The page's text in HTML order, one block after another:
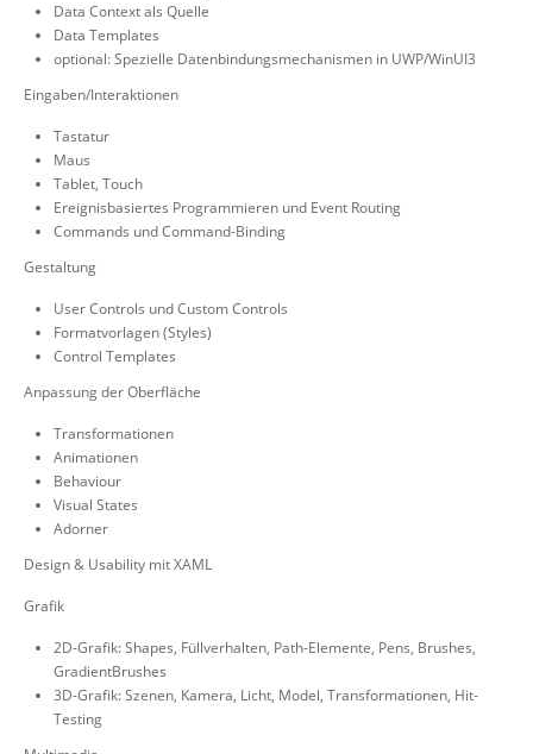
Data Context als Quelle
Data Templates
optional: Spezielle Datenbindungsmechanismen in UWP/WinUI3
Eingaben/Interaktionen
Tastatur
Maus
Tablet, Touch
Ereignisbasiertes Programmieren und Event Routing
Commands und Command-Binding
Gestaltung
User Controls und Custom Controls
Formatvorlagen (Styles)
Control Templates
Anpassung der Oberfläche
Transformationen
Animationen
Behaviour
Visual States
Adorner
Design & Usability mit XAML
Grafik
2D-Grafik: Shapes, Füllverhalten, Path-Elemente, Pens, Brushes,
GradientBrushes
3D-Grafik: Szenen, Kamera, Licht, Model, Transformationen, Hit-
Testing